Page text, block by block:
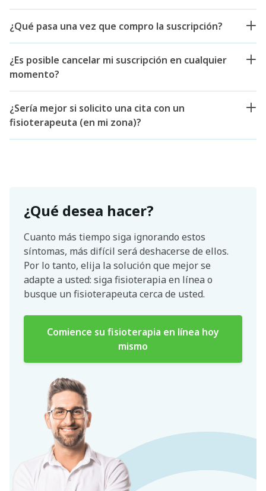
¿Qué pasa una vez que compro la suscripción?
¿Es posible cancelar mi suscripción en cualquier
momento?
¿Sería mejor si solicito una cita con un
fisioterapeuta (en mi zona)?
¿Qué desea hacer?
Cuanto más tiempo siga ignorando estos
síntomas, más difícil será deshacerse de ellos.
Por lo tanto, elija la solución que mejor se
adapte a usted: siga fisioterapia en línea o
busque un fisioterapeuta cerca de usted.
Comience su fisioterapia en línea hoy
mismo